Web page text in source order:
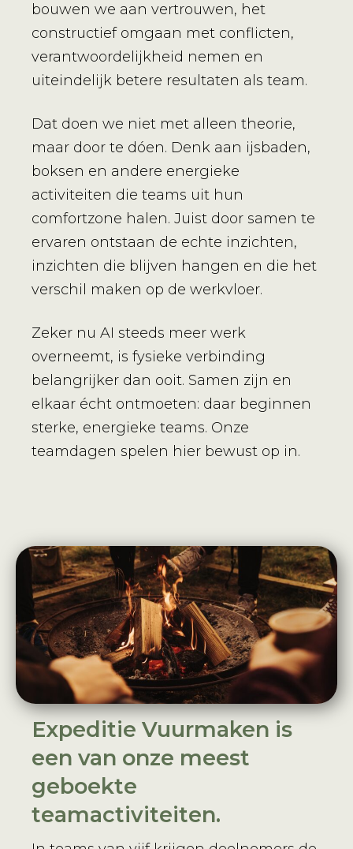
bouwen we aan vertrouwen, het
constructief omgaan met conflicten,
verantwoordelijkheid nemen en
uiteindelijk betere resultaten als team.
Dat doen we niet met alleen theorie,
maar door te dóen. Denk aan ijsbaden,
boksen en andere energieke
activiteiten die teams uit hun
comfortzone halen. Juist door samen te
ervaren ontstaan de echte inzichten,
inzichten die blijven hangen en die het
verschil maken op de werkvloer.
Zeker nu AI steeds meer werk
overneemt, is fysieke verbinding
belangrijker dan ooit. Samen zijn en
elkaar écht ontmoeten: daar beginnen
sterke, energieke teams. Onze
teamdagen spelen hier bewust op in.
Expeditie Vuurmaken is
een van onze meest
geboekte
teamactiviteiten.